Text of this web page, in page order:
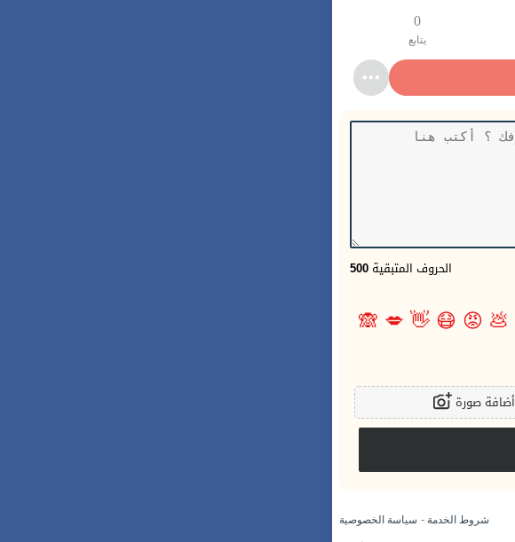
0
يتابع
500 الحروف المتبقية
💩
😡
😷
👋
💋
🙈
أضافة صورة
شروط الخدمة - سياسة الخصوصية